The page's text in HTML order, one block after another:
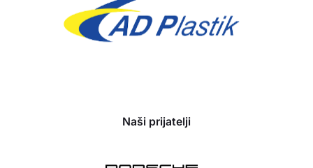
Naši prijatelji